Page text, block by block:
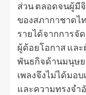
ส่วน ตลอดจนผู้มี
ของสภากาชาดไ
รายได้จากการจั
ผู้ด้อยโอกาส แล
พันธกิจด้านมนุษย
เพลงจึงไม่ได้มอ
และความทรงจำ